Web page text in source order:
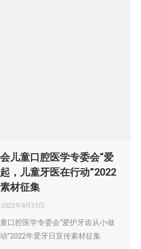
儿童口腔医学专委会“爱
，儿童牙医在行动”2022
材征集
2022年8月25日
口腔医学专委会“爱护牙齿从小做
”2022年爱牙日宣传素材征集